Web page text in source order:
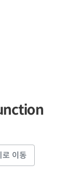
로 이동